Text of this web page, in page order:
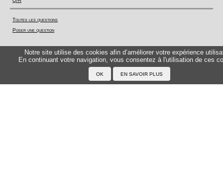
Notre site utilise des cookies afin d’améliorer votre expérience
En continuant votre navigation, vous consentez à l'utilisation de ces
Toutes les questions
Poser une question